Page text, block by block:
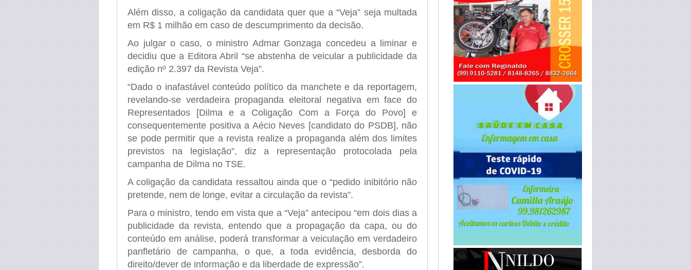
Além disso, a coligação da candidata quer que a “Veja” seja multada
em R$ 1 milhão em caso de descumprimento da decisão.
Ao julgar o caso, o ministro Admar Gonzaga concedeu a liminar e
decidiu que a Editora Abril “se abstenha de veicular a publicidade da
edição nº 2.397 da Revista Veja”.
“Dado o inafastável conteúdo político da manchete e da reportagem,
revelando-se verdadeira propaganda eleitoral negativa em face do
Representados [Dilma e a Coligação Com a Força do Povo] e
consequentemente positiva a Aécio Neves [candidato do PSDB], não
se pode permitir que a revista realize a propaganda além dos limites
previstos na legislação”, diz a representação protocolada pela
campanha de Dilma no TSE.
A coligação da candidata ressaltou ainda que o “pedido inibitório não
pretende, nem de longe, evitar a circulação da revista”.
Para o ministro, tendo em vista que a “Veja” antecipou “em dois dias a
publicidade da revista, entendo que a propagação da capa, ou do
conteúdo em análise, poderá transformar a veiculação em verdadeiro
panfletário de campanha, o que, a toda evidência, desborda do
direito/dever de informação e da liberdade de expressão”.